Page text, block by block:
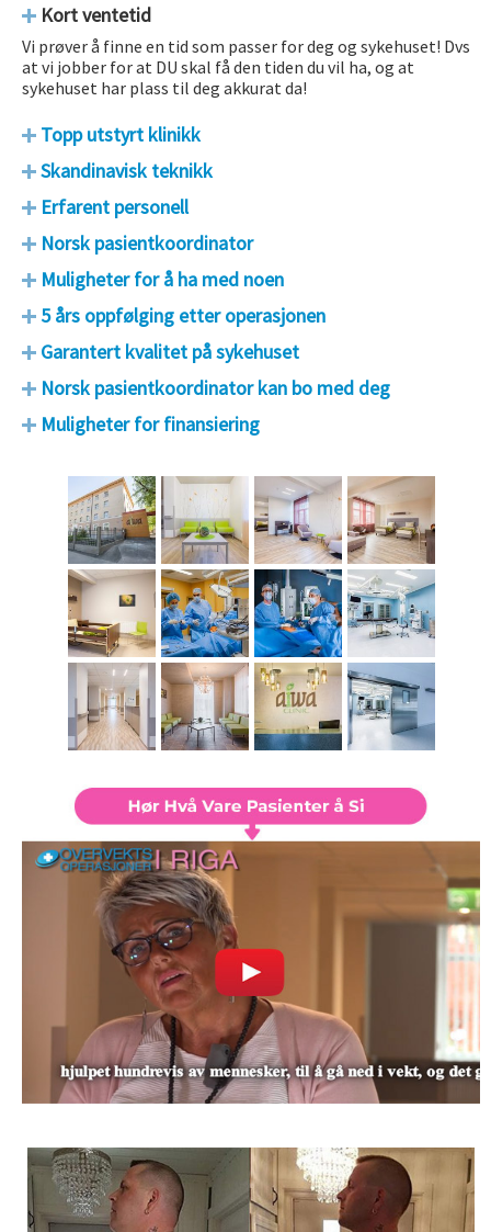
Kort ventetid
Vi prøver å finne en tid som passer for deg og sykehuset! Dvs
at vi jobber for at DU skal få den tiden du vil ha, og at
sykehuset har plass til deg akkurat da!
Topp utstyrt klinikk
Skandinavisk teknikk
Erfarent personell
Norsk pasientkoordinator
Muligheter for å ha med noen
5 års oppfølging etter operasjonen
Garantert kvalitet på sykehuset
Norsk pasientkoordinator kan bo med deg
Muligheter for finansiering